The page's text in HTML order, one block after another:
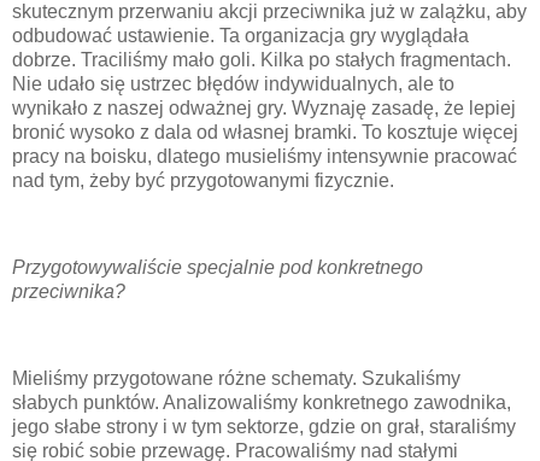
skutecznym przerwaniu akcji przeciwnika już w zalążku, aby
odbudować ustawienie. Ta organizacja gry wyglądała
dobrze. Traciliśmy mało goli. Kilka po stałych fragmentach.
Nie udało się ustrzec błędów indywidualnych, ale to
wynikało z naszej odważnej gry. Wyznaję zasadę, że lepiej
bronić wysoko z dala od własnej bramki. To kosztuje więcej
pracy na boisku, dlatego musieliśmy intensywnie pracować
nad tym, żeby być przygotowanymi fizycznie.
Przygotowywaliście specjalnie pod konkretnego
przeciwnika?
Mieliśmy przygotowane różne schematy. Szukaliśmy
słabych punktów. Analizowaliśmy konkretnego zawodnika,
jego słabe strony i w tym sektorze, gdzie on grał, staraliśmy
się robić sobie przewagę. Pracowaliśmy nad stałymi